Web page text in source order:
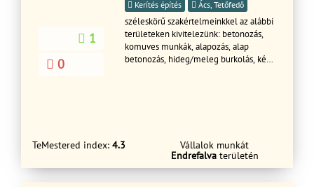
1
0
Kerítés építés
Ács, Tetőfedő
széleskörű szakértelmeinkkel az alábbi
területeken kivitelezünk: betonozás,
komuves munkák, alapozás, alap
betonozás, hideg/meleg burkolás, kézi
kivitelezést. Büszkék vagyunk
elkötelezettségünkre és magas
színvonalú szolgáltatásainkra. Ha
TeMestered index: 4.3
Vállalok munkát
Endrefalvaterületén